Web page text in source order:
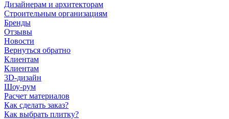
Дизайнерам и архитекторам
Строительным организациям
Бренды
Отзывы
Новости
Вернуться обратно
Клиентам
Клиентам
3D-дизайн
Шоу-рум
Расчет материалов
Как сделать заказ?
Как выбрать плитку?